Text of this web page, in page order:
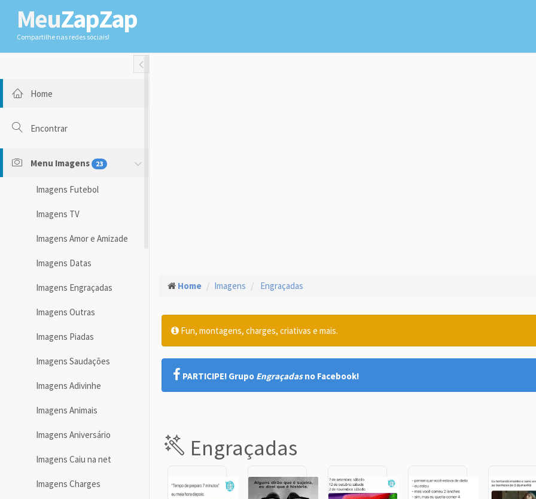
MeuZapZap
Compartilhe nas redes sociais!
Toggle Fullwidth
Home
Encontrar
Menu Imagens 23
Imagens Futebol
Imagens TV
Imagens Amor e Amizade
Imagens Datas
Imagens Engraçadas
Imagens Outras
Imagens Piadas
Imagens Saudações
Imagens Adivinhe
Imagens Animais
Imagens Aniversário
Imagens Caiu na net
Imagens Charges
Home Imagens Engraçadas
Fun, montagens, charges, criativas e mais.
PARTICIPE! Grupo Engraçadasno Facebook!
Engraçadas